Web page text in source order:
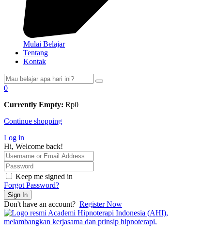
Mulai Belajar
Tentang
Kontak
0
Currently Empty: Rp0
Continue shopping
Log in
Hi, Welcome back!
Keep me signed in
Forgot Password?
Sign In
Don't have an account? Register Now